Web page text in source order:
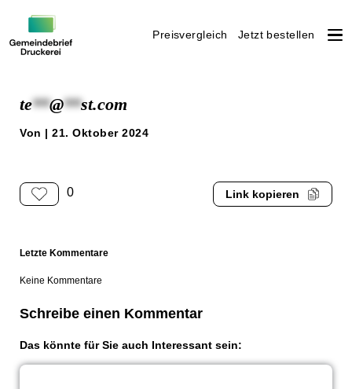
Preisvergleich Jetzt bestellen
Inhaltte**@**st.com
Von | 21. Oktober 2024
0 Link kopieren
Letzte Kommentare
Keine Kommentare
Schreibe einen Kommentar
Das könnte für Sie auch Interessant sein: